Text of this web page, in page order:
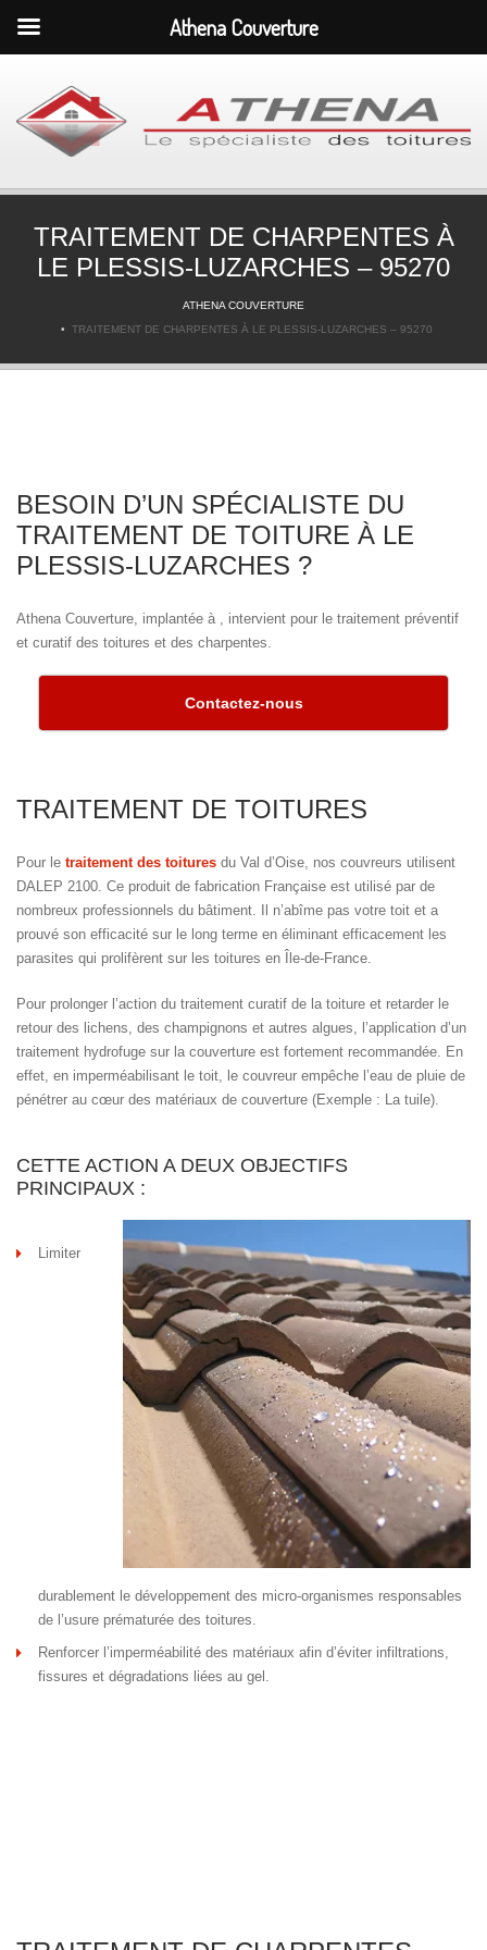
TRAITEMENT DE CHARPENTES À
LE PLESSIS-LUZARCHES – 95270
ATHENA COUVERTURE
TRAITEMENT DE CHARPENTES À LE PLESSIS-LUZARCHES – 95270
BESOIN D’UN SPÉCIALISTE DU
TRAITEMENT DE TOITURE À LE
PLESSIS-LUZARCHES ?
Athena Couverture, implantée à , intervient pour le traitement préventif
et curatif des toitures et des charpentes.
Contactez-nous
TRAITEMENT DE TOITURES
Pour le traitement des toitures du Val d’Oise, nos couvreurs utilisent
DALEP 2100. Ce produit de fabrication Française est utilisé par de
nombreux professionnels du bâtiment. Il n’abîme pas votre toit et a
prouvé son efficacité sur le long terme en éliminant efficacement les
parasites qui prolifèrent sur les toitures en Île-de-France.
Pour prolonger l’action du traitement curatif de la toiture et retarder le
retour des lichens, des champignons et autres algues, l’application d’un
traitement hydrofuge sur la couverture est fortement recommandée. En
effet, en imperméabilisant le toit, le couvreur empêche l’eau de pluie de
pénétrer au cœur des matériaux de couverture (Exemple : La tuile).
CETTE ACTION A DEUX OBJECTIFS
PRINCIPAUX :
Limiter
durablement le développement des micro-organismes responsables
de l’usure prématurée des toitures.
Renforcer l’imperméabilité des matériaux afin d’éviter infiltrations,
fissures et dégradations liées au gel.
Athena Couverture